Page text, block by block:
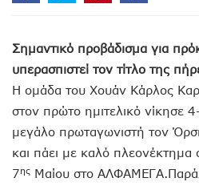
Σημαντικό προβάδισμα για
υπερασπιστεί τον τίτλο της
Η ομάδα του Χουάν Κάρλος
στον πρώτο ημιτελικό νίκησε
μεγάλο πρωταγωνιστή τον
και πάει με καλό πλεονέκτημα
7ης Μαίου στο